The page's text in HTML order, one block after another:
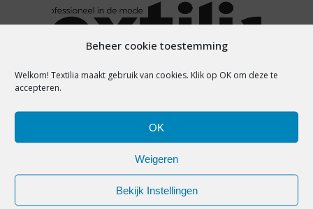
Beheer cookie toestemming
Welkom! Textilia maakt gebruik van cookies. Klik op OK om deze te
accepteren.
OK
Weigeren
Bekijk Instellingen
DAT IE ZOU KOMEN: HET